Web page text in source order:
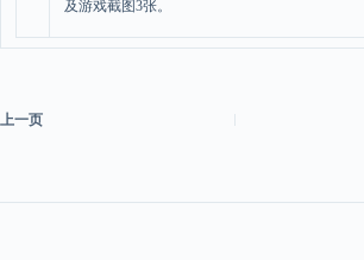
及游戏截图3张。
上一页